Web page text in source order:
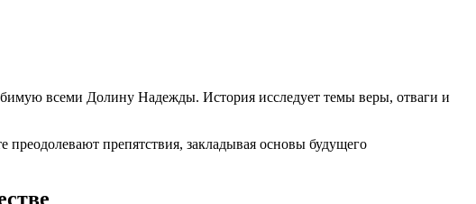
всеми Долину Надежды. История исследует темы веры, отваги и
преодолевают препятствия, закладывая основы будущего